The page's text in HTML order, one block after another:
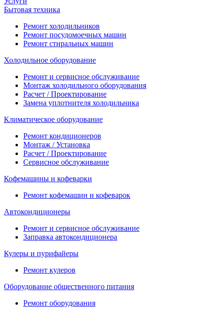
Бытовая техника
Ремонт холодильников
Ремонт посудомоечных машин
Ремонт стиральных машин
Холодильное оборудование
Ремонт и сервисное обслуживание
Монтаж холодильного оборудования
Расчет / Проектирование
Замена уплотнителя холодильника
Климатическое оборудование
Ремонт кондиционеров
Монтаж / Установка
Расчет / Проектирование
Сервисное обслуживание
Кофемашины и кофеварки
Ремонт кофемашин и кофеварок
Автокондиционеры
Ремонт и сервисное обслуживание
Заправка автокондиционера
Кулеры и пурифайеры
Ремонт кулеров
Оборудование общественного питания
Ремонт оборудования